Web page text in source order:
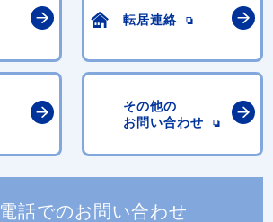
転居連絡
その他の
お問い合わせ
電話でのお問い合わせ